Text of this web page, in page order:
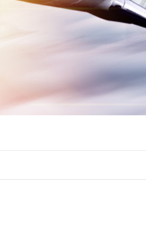
报关报检
商品车运输
国内监管车运输
中东非洲快递专线